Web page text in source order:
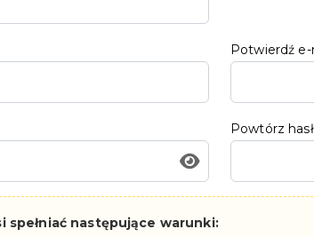
Potwierdź e-
Powtórz
spełniać następujące warunki: